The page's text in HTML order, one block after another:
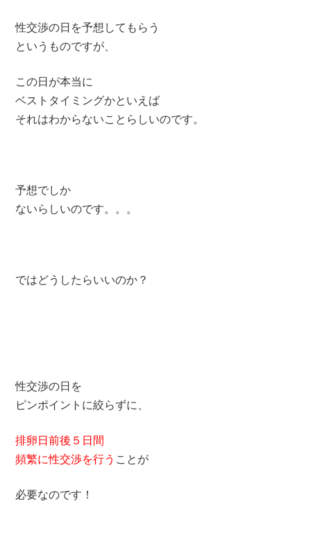
性交渉の日を予想してもらう
というものですが、
この日が本当に
ベストタイミングかといえば
それはわからないことらしいのです。
予想でしか
ないらしいのです。。。
ではどうしたらいいのか？
性交渉の日を
ピンポイントに絞らずに、
排卵日前後５日間
頻繁に性交渉を行う ことが
必要なのです！